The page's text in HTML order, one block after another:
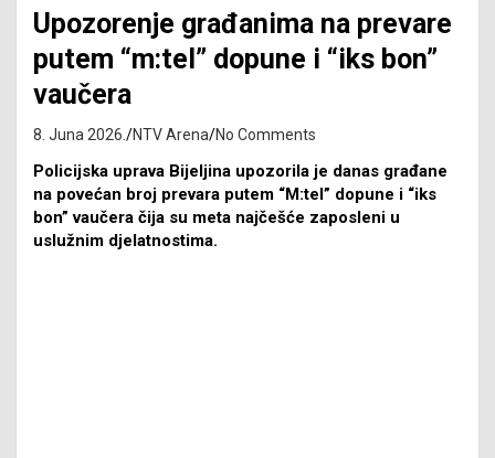
Upozorenje građanima na prevare
putem “m:tel” dopune i “iks bon”
vaučera
8. Juna 2026. NTV Arena No Comments
Policijska uprava Bijeljina upozorila je danas građane
na povećan broj prevara putem “M:tel” dopune i “iks
bon” vaučera čija su meta najčešće zaposleni u
uslužnim djelatnostima.